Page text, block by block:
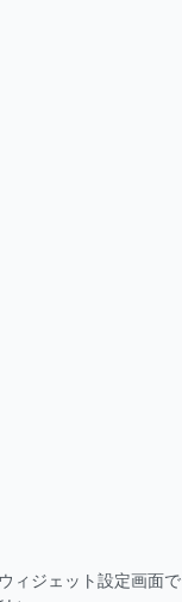
ィジェット設定画面で